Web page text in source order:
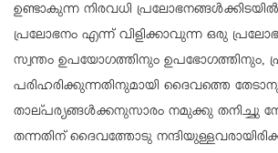
ഉണ്ടാകുന്ന നിരവധി
പ്രലോഭനം എന്ന് വിളിക്കാവുന്ന ഒരു
സ്വന്തം ഉപയോഗത്തിനും ഉപഭോഗത്തിനും,
പരിഹരിക്കുന്നതിനുമായി ദൈവത്തെ
താല്പര്യങ്ങൾക്കനുസാരം നമുക്കു തനിച്ചു
തന്നതിന് ദൈവത്തോടു